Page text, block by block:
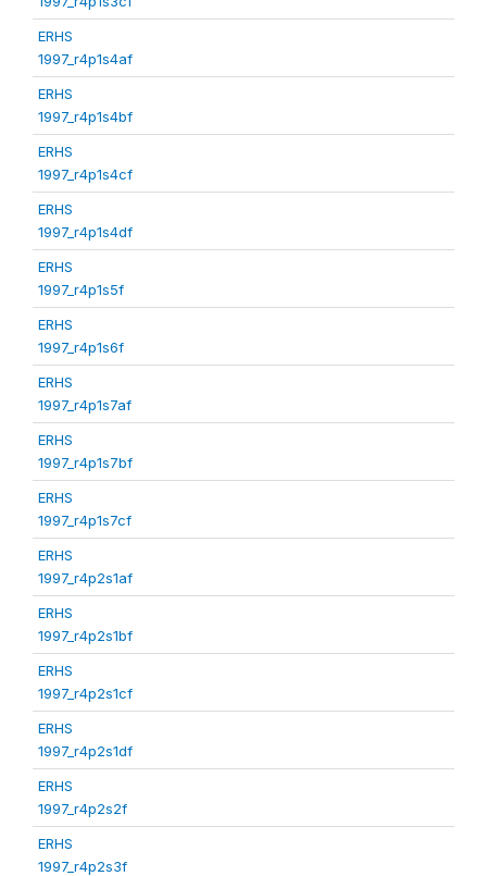
ERHS
1997_r4p1s4af
ERHS
1997_r4p1s4bf
ERHS
1997_r4p1s4cf
ERHS
1997_r4p1s4df
ERHS
1997_r4p1s5f
ERHS
1997_r4p1s6f
ERHS
1997_r4p1s7af
ERHS
1997_r4p1s7bf
ERHS
1997_r4p1s7cf
ERHS
1997_r4p2s1af
ERHS
1997_r4p2s1bf
ERHS
1997_r4p2s1cf
ERHS
1997_r4p2s1df
ERHS
1997_r4p2s2f
ERHS
1997_r4p2s3f